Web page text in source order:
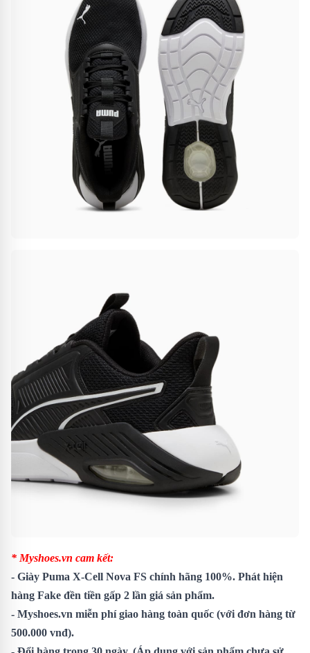
* Myshoes.vn cam kết:
- Giày Puma X-Cell Nova FS chính hãng 100%. Phát hiện
hàng Fake đền tiền gấp 2 lần giá sản phẩm.
- Myshoes.vn miễn phí giao hàng toàn quốc (với đơn hàng từ
500.000 vnđ).